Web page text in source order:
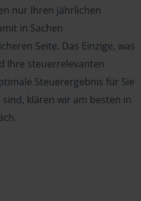
nur Ihren jährlichen
in Sachen
Seite. Das Einzige, was
Ihre steuerrelevanten
Steuerergebnis für Sie
klären wir am besten in